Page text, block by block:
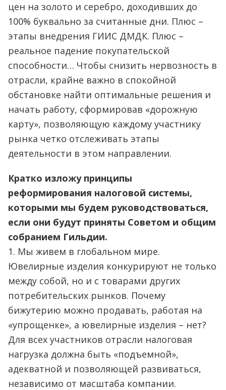
цен на золото и серебро, доходивших до
100% буквально за считанные дни. Плюс –
этапы внедрения ГИИС ДМДК. Плюс –
реальное падение покупательской
способности… Чтобы снизить нервозность в
отрасли, крайне важно в спокойной
обстановке найти оптимальные решения и
начать работу, сформировав «дорожную
карту», позволяющую каждому участнику
рынка четко отслеживать этапы
деятельности в этом направлении.
Кратко изложу принципы
реформирования налоговой системы,
которыми мы будем руководствоваться,
если они будут приняты Советом и общим
собранием Гильдии.
1. Мы живем в глобальном мире.
Ювелирные изделия конкурируют не только
между собой, но и с товарами других
потребительских рынков. Почему
бижутерию можно продавать, работая на
«упрощенке», а ювелирные изделия – нет?
Для всех участников отрасли налоговая
нагрузка должна быть «подъемной»,
адекватной и позволяющей развиваться,
независимо от масштаба компании.